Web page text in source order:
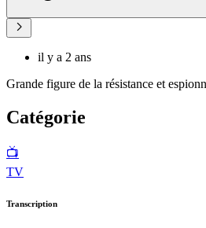
il y a 2 ans
Grande figure de la résistance et
Catégorie
📺
TV
Transcription